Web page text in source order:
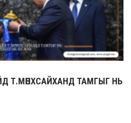
Т.МӨНХСАЙХАНД ТАМГЫГ НЬ